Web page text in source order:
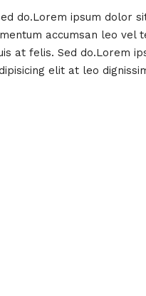
do.Lorem ipsum dolor
accumsan leo vel
at felis. Sed do.Lorem
elit at leo